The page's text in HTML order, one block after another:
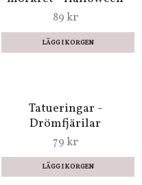
29 kr
Tatueringar - Smycken
119 kr